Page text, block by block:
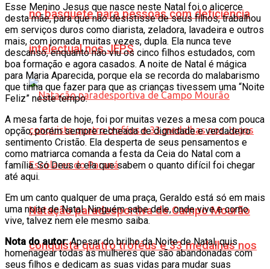
no basquete para pessoas com deficiência
intelectual nos JEPS
Natação paradesportiva de Campo Mourão
conquista quatro troféus e 33 medalhas nos
Esse Menino Jesus que nasce neste Natal foi o alicerce
desta mãe, para que não desistisse de seus filhos, trabalhou
em serviços duros como diarista, zeladora, lavadeira e outros
mais, com jornada muitas vezes, dupla. Ela nunca teve
descanso, enquanto não viu os cinco filhos estudados, com
boa formação e agora casados. A noite de Natal é mágica
para Maria Aparecida, porque ela se recorda do malabarismo
que tinha que fazer para que as crianças tivessem uma “Noite
Feliz” neste tempo.
A mesa farta de hoje, foi por muitas vezes a mesa com pouca
opção, porém sempre recheada de dignidade e verdadeiro
sentimento Cristão. Ela desperta de seus pensamentos e
como matriarca comanda a festa da Ceia do Natal com a
família. Só Deus e ela que sabem o quanto difícil foi chegar
até aqui.
Em um canto qualquer de uma praça, Geraldo está só em mais
uma noite de Natal. Ninguém sabe dele, onde vive e como
vive, talvez nem ele mesmo saiba.
Nota do autor:Apesar do brilho da Noite de Natal, quis
homenagear todas as mulheres que são abandonadas com
seus filhos e dedicam as suas vidas para mudar suas